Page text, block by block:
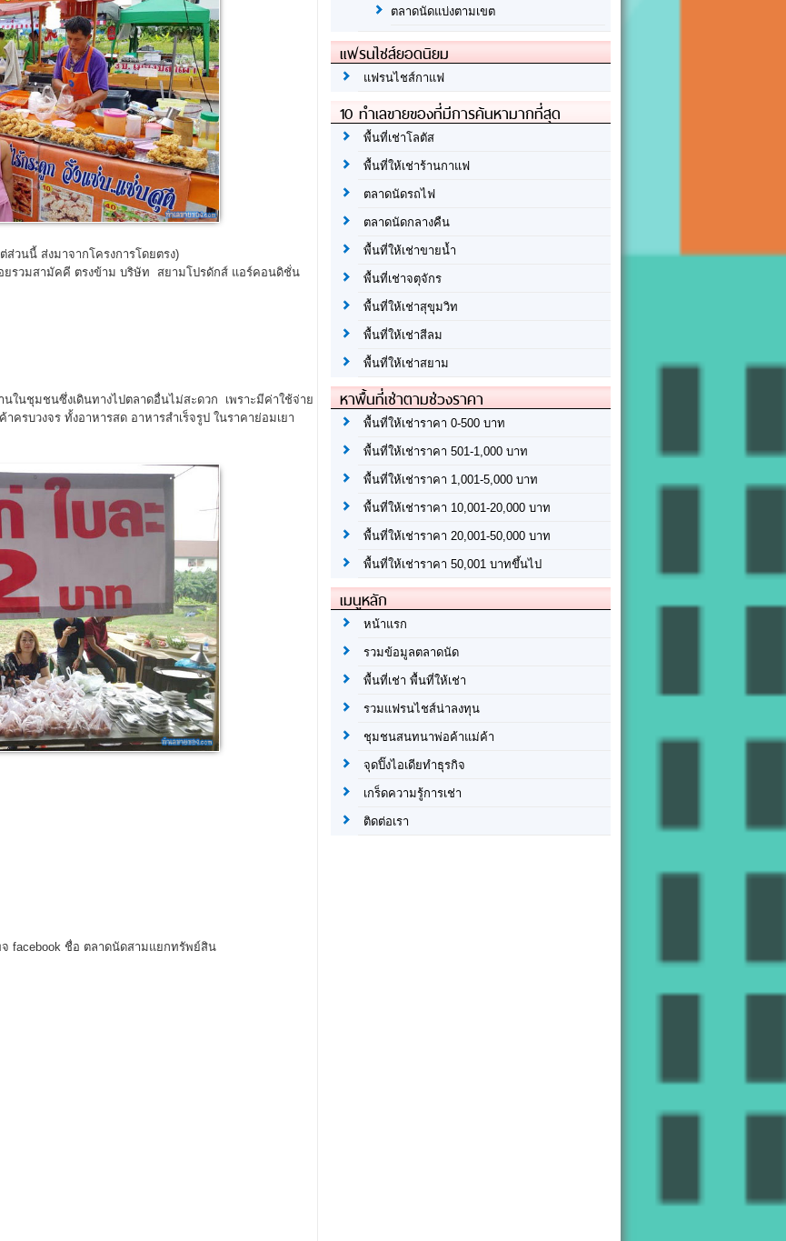
ส่วนนี้ ส่งมาจากโครงการโดยตรง)
ยรวมสามัคคี ตรงข้าม บริษัท สยามโปรดักส์ แอร์คอนดิชั่น
นในชุมชนซึ่งเดินทางไปตลาดอื่นไม่สะดวก เพราะมีค่าใช้จ่าย
ครบวงจร ทั้งอาหารสด อาหารสำเร็จรูป ในราคาย่อมเยา
จ facebook ชื่อ ตลาดนัดสามแยกทรัพย์สิน
ตลาดนัดแบ่งตามเขต
แฟรนไชส์ยอดนิยม
แฟรนไชส์กาแฟ
10 ทำเลขายของที่มีการค้นหามากที่สุด
พื้นที่เช่าโลตัส
พื้นที่ให้เช่าร้านกาแฟ
ตลาดนัดรถไฟ
ตลาดนัดกลางคืน
พื้นที่ให้เช่าขายน้ำ
พื้นที่เช่าจตุจักร
พื้นที่ให้เช่าสุขุมวิท
พื้นที่ให้เช่าสีลม
พื้นที่ให้เช่าสยาม
หาพื้นที่เช่าตามช่วงราคา
พื้นที่ให้เช่าราคา 0-500 บาท
พื้นที่ให้เช่าราคา 501-1,000 บาท
พื้นที่ให้เช่าราคา 1,001-5,000 บาท
พื้นที่ให้เช่าราคา 10,001-20,000 บาท
พื้นที่ให้เช่าราคา 20,001-50,000 บาท
พื้นที่ให้เช่าราคา 50,001 บาทขึ้นไป
เมนูหลัก
หน้าแรก
รวมข้อมูลตลาดนัด
พื้นที่เช่า พื้นที่ให้เช่า
รวมแฟรนไชส์น่าลงทุน
ชุมชนสนทนาพ่อค้าแม่ค้า
จุดปิ๊งไอเดียทำธุรกิจ
เกร็ดความรู้การเช่า
ติดต่อเรา